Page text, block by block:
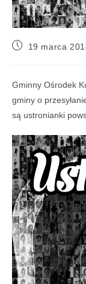
19 marca
Gminny Ośrodek
gminy o
są ustronianki